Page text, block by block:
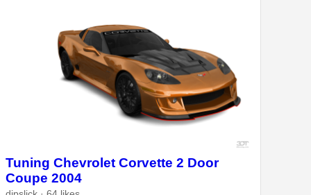
Tuning Chevrolet Corvette 2 Door
Coupe 2004